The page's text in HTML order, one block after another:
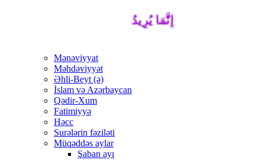
إِنَّمَا يُرِيدُ اللَّهُ لِيُذْهِبَ عَنْكُمُ الرِّجْسَ
Mənəviyyat
Məhdəviyyət
Əhli-Beyt (ə)
İslam və Azərbaycan
Qədir-Xum
Fatimiyyə
Həcc
Surələrin fəziləti
Müqəddəs aylar
Şaban ayı